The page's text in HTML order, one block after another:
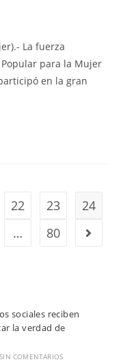
La fuerza
para la Mujer
en la gran
22 23
24
… 80
sociales reciben
la verdad de
SIN COMENTARIOS